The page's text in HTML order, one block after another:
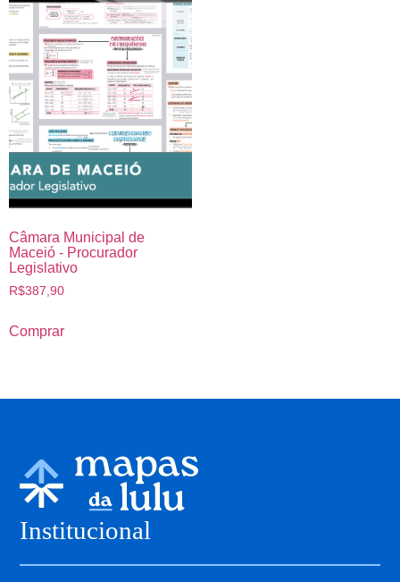
Câmara Municipal de
Maceió - Procurador
Legislativo
R$387,90
Comprar
Institucional